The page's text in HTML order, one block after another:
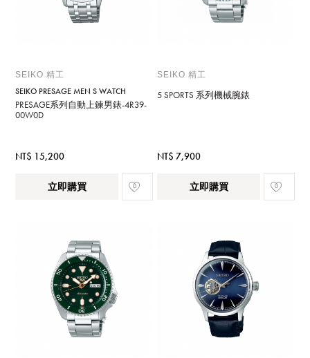
SEIKO 精工
SEIKO PRESAGE MEN S WATCH
PRESAGE系列自動上鍊男錶-4R39-
00W0D
NT$ 15,200
立即購買
SEIKO 精工
5 SPORTS 系列機械腕錶
NT$ 7,900
立即購買